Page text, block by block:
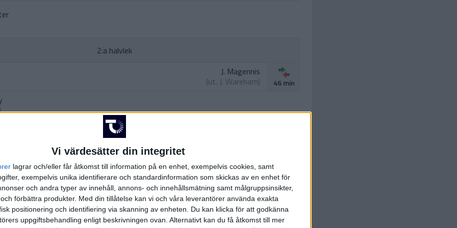
Vi värdesätter din integritet
lagrar och/eller får åtkomst till information på en enhet, exempelvis cookies, samt
exempelvis unika identifierare och standardinformation som skickas av en enhet för
och andra typer av innehåll, annons- och innehållsmätning samt målgruppsinsikter,
förbättra produkter. Med din tillåtelse kan vi och våra leverantörer använda exakta
positionering och identifiering via skanning av enheten. Du kan klicka för att godkänna
uppgiftsbehandling enligt beskrivningen ovan. Alternativt kan du få åtkomst till mer
2:a halvlek
J. Magennis
(ut. J. Wareham) 46 min
)
)
)
)